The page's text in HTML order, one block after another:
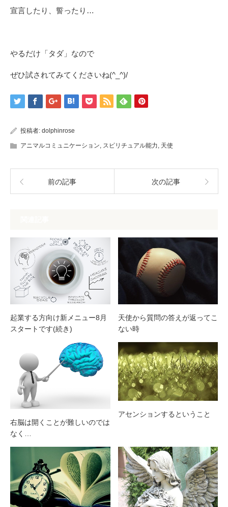
宣言したり、誓ったり…
やるだけ「タダ」なので
ぜひ試されてみてくださいね(^_^)/
投稿者: dolphinrose
アニマルコミュニケーション, スピリチュアル能力, 天使
前の記事 次の記事
起業する方向け新メニュー8月
スタートです(続き)
天使から質問の答えが返ってこ
ない時
右脳は開くことが難しいのでは
なく…
アセンションするということ